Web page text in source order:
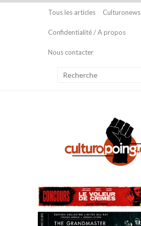
Tous les articles Culturonews
Confidentialité / A propos
Nous contacter